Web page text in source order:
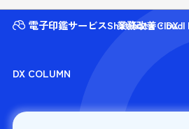
電子印鑑サービスShatihata Cloud
業務改善・DX
DX COLUMN